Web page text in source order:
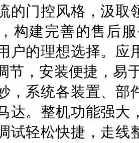
的门控风格，汲取
构建完善的售后
户的理想选择。应
节，安装便捷，易
，系统各装置、部
达。整机功能强大
试轻松快捷，走线